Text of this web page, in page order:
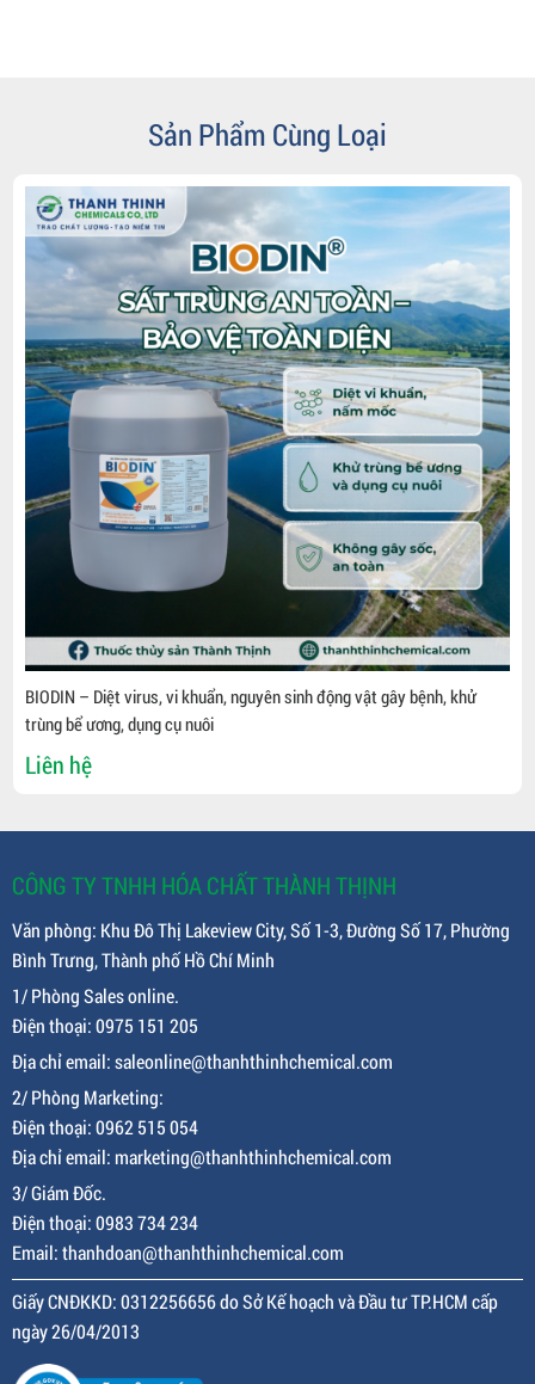
Sản Phẩm Cùng Loại
BIODIN – Diệt virus, vi khuẩn, nguyên sinh động vật gây bệnh, khử
trùng bể ương, dụng cụ nuôi
Liên hệ
CÔNG TY TNHH HÓA CHẤT THÀNH THỊNH
Văn phòng: Khu Đô Thị Lakeview City, Số 1-3, Đường Số 17, Phường
Bình Trưng, Thành phố Hồ Chí Minh
1/ Phòng Sales online.
Điện thoại: 0975 151 205
Địa chỉ email: saleonline@thanhthinhchemical.com
2/ Phòng Marketing:
Điện thoại: 0962 515 054
Địa chỉ email: marketing@thanhthinhchemical.com
3/ Giám Đốc.
Điện thoại: 0983 734 234
Email: thanhdoan@thanhthinhchemical.com
Giấy CNĐKKD: 0312256656 do Sở Kế hoạch và Đầu tư TP.HCM cấp
ngày 26/04/2013